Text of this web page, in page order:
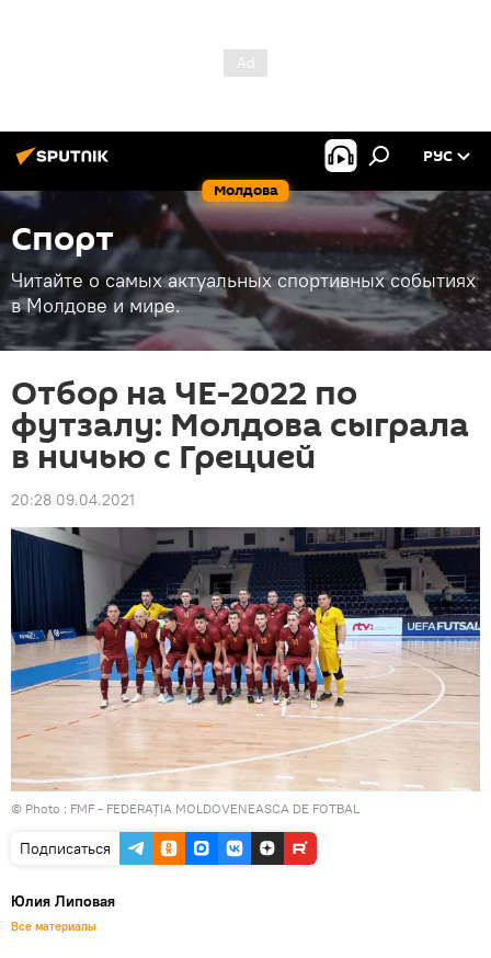
Молдова
РУС
Спорт
Читайте о самых актуальных спортивных событиях
в Молдове и мире.
Отбор на ЧЕ-2022 по
футзалу: Молдова сыграла
в ничью с Грецией
20:28 09.04.2021
© Photo : FMF - FEDERAȚIA MOLDOVENEASCA DE FOTBAL
Подписаться
Юлия Липовая
Все материалы